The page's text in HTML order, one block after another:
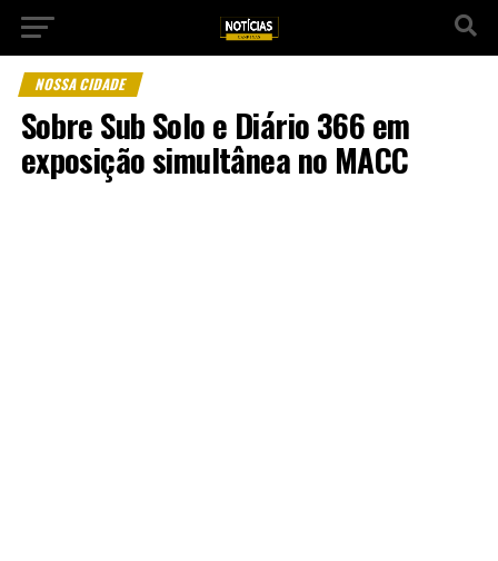
NOSSA CIDADE
Sobre Sub Solo e Diário 366 em
exposição simultânea no MACC